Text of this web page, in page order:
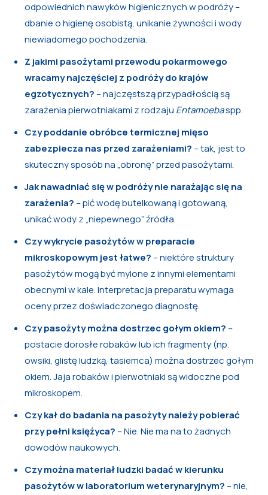
odpowiednich nawyków higienicznych w podróży –
dbanie o higienę osobistą, unikanie żywności i wody
niewiadomego pochodzenia.
Z jakimi pasożytami przewodu pokarmowego
wracamy najczęściej z podróży do krajów
egzotycznych? – najczęstszą przypadłością są
zarażenia pierwotniakami z rodzaju Entamoebaspp.
Czy poddanie obróbce termicznej mięso
zabezpiecza nas przed zarażeniami? – tak, jest to
skuteczny sposób na „obronę” przed pasożytami.
Jak nawadniać się w podróży nie narażając się na
zarażenia? – pić wodę butelkowaną i gotowaną,
unikać wody z „niepewnego” źródła.
Czy wykrycie pasożytów w preparacie
mikroskopowym jest łatwe? – niektóre struktury
pasożytów mogą być mylone z innymi elementami
obecnymi w kale. Interpretacja preparatu wymaga
oceny przez doświadczonego diagnostę.
Czy pasożyty można dostrzec gołym okiem? –
postacie dorosłe robaków lub ich fragmenty (np.
owsiki, glistę ludzką, tasiemca) można dostrzec gołym
okiem. Jaja robaków i pierwotniaki są widoczne pod
mikroskopem.
Czy kał do badania na pasożyty należy pobierać
przy pełni księżyca? – Nie. Nie ma na to żadnych
dowodów naukowych.
Czy można materiał ludzki badać w kierunku
pasożytów w laboratorium weterynaryjnym? – nie,